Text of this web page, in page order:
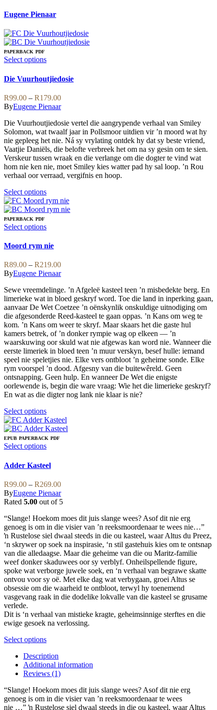
Eugene Pienaar
PAPERBACK PDF
Select optionsThis
has
multiple
variants.
The
options
may
be
chosen
on
the
product
page
Die Vuurhoutjiedosie
R99.00 – R179.00Price
range:
through
R179.00
ByEugene Pienaar
Die Vuurhoutjiedosie vertel die aangrypende verhaal van Smiley
Solomon, wat twaalf jaar in Pollsmoor uitdien vir ’n moord wat hy
nie gepleeg het nie. Ná sy vrylating ontdek hy dat sy beste vriend,
Vaatjie Daniëls, die belofte verbreek het om na sy gesin om te sien.
Verskeur tussen wraak en die verlange om die dogter te vind wat
hom nie ken nie, moet Smiley kies watter pad hy sal loop. ’n Rou
verhaal oor verraad, vergifnis en hoop.
Select optionsThis
product
has
variants.
options
be
chosen
on
the
product
page
PAPERBACK PDF
Select optionsThis
has
variants.
The
options
may
be
chosen
on
the
product
page
Moord rym nie
R89.00 – R219.00Price
range:
through
R219.00
ByEugene Pienaar
Sewe vreemdelinge. ’n Afgeleë kasteel teen ’n misbedekte berg. En
limerieke wat in bloed geskryf word. Toe die land in inperking gaan,
aanvaar De Wet Coetzee ’n oënskynlik onskuldige uitnodiging om
die afgesonderde Reed-kasteel te gaan oppas. ’n Kans om weg te
kom. ’n Kans om weer te skryf. Maar skaars het die gaste hul
kamers betrek, of ’n donker rympie wag op elkeen — ’n
waarskuwing oor skuld wat nie afgewas kan word nie. Wanneer die
eerste limeriek in bloed teen ’n muur verskyn, besef hulle: iemand
speel nie speletjies nie. Elke vers ontbloot ’n geheime sonde. Elke
rym voorspel ’n dood. Afgesny van die buitewêreld. Geen
ontsnapping. Geen hulp. En wanneer De Wet die enigste
oorlewende is, begin die ware vraag: Wie het die limerieke geskryf?
En wat as die digter nog lank nie klaar is nie?
Select optionsThis
product
has
multiple
variants.
options
may
be
chosen
on
the
product
page
EPUB PAPERBACK PDF
Select optionsThis
has
multiple
variants.
The
options
may
be
chosen
on
the
product
page
Adder Kasteel
R99.00 – R269.00Price
range:
R99.00
R269.00
ByEugene Pienaar
Rated 5.00 out of 5
“Slange! Hoekom moes dit juis slange wees? Asof dit nie erg
genoeg is om in die visier van ’n reeksmoordenaar te wees nie…”
ŉ Rustelose siel dwaal steeds in die ou kasteel, waar Altus du Preez,
‘n skrywer op soek na inspirasie, ‘n stil gastehuis kies om te ontsnap
van die alledaagse. Maar die geheime van die ou Maritz-familie
weef donker skaduwees oor sy verblyf. Onheilspellende figure,
spoke wat verborge juwele soek, en ‘n verhaal van begrawe skatte
ontvou voor sy oë. Met elke dag wat verbygaan, groei Altus se
obsessie om die waarheid te ontbloot, terwyl hy toenemend
vasgevang raak in die dodelike lokvalle van die kasteel se grusame
verlede.
Dit is ‘n verhaal van mistieke kragte, geheimsinnige sterftes en die
ewige gesoek na verlossing.
Select optionsThis
has
multiple
variants.
options
may
Description
Additional information
Reviews (1)
“Slange! Hoekom moes dit juis slange wees? Asof dit nie erg
genoeg is om in die visier van ’n reeksmoordenaar te wees
nie …” ŉ Rustelose siel dwaal steeds in die ou kasteel, waar Altus